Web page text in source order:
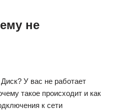
не
У вас не работает
такое происходит и как
к сети